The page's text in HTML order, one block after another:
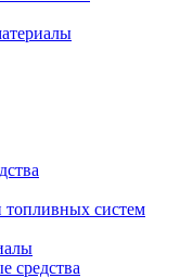
топливных систем
средства